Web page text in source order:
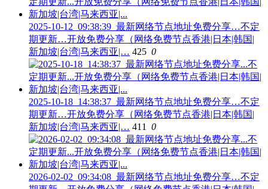
2025-10-12_09:38:39_最新网络节点地址免费分享…不定
期更新…开放免费分享（网络免费节点香港|日本|韩国|
新加坡|台湾|马来西亚|… 425 0
2025-10-18_14:38:37_最新网络节点地址免费分享…不定
期更新…开放免费分享（网络免费节点香港|日本|韩国|
新加坡|台湾|马来西亚|… 411 0
2026-02-02_09:34:08_最新网络节点地址免费分享…不定